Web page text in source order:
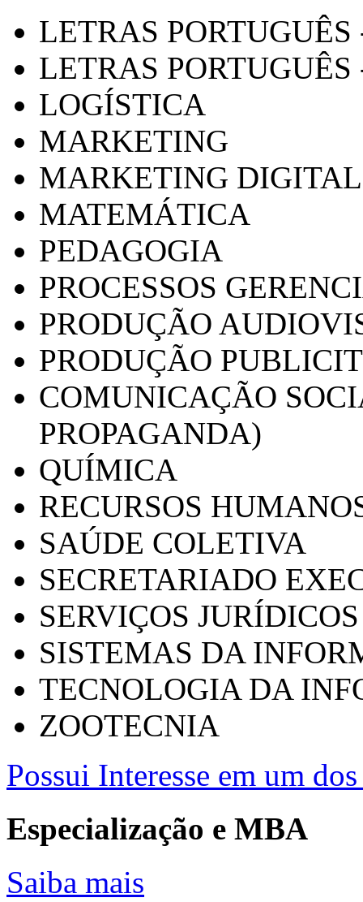
LETRAS
LETRAS PORTUGUÊS
LOGÍSTICA
MARKETING
MARKETING DIGITAL
MATEMÁTICA
PEDAGOGIA
PROCESSOS
PRODUÇÃO
PRODUÇÃO
COMUNICAÇÃO
PROPAGANDA)
QUÍMICA
RECURSOS
SAÚDE COLETIVA
SECRETARIADO
SERVIÇOS
SISTEMAS DA
TECNOLOGIA DA
ZOOTECNIA
Possui Interesse em um
Especialização e MBA
Saiba mais